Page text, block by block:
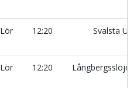
Lör 12:20 Svalsta
Lör 12:20